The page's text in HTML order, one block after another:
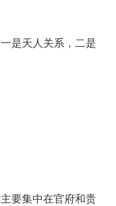
是天人关系，二是
要集中在官府和贵